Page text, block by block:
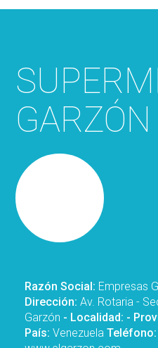
GARZÓN
Razón Social: Empresas
Dirección:Av. Rotaria -
Garzón - Localidad: -
País:Venezuela